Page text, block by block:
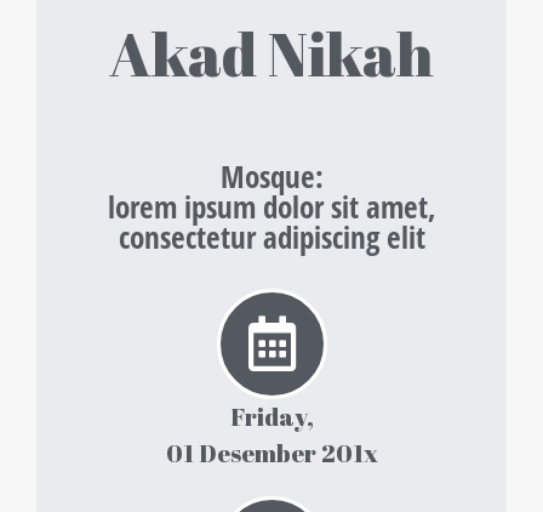
Akad Nikah
Mosque:
lorem ipsum dolor sit amet,
consectetur adipiscing elit
Friday,
01 Desember 201x